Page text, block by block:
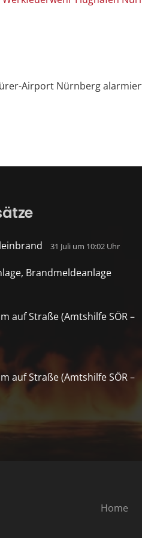
Airport Nürnberg
31 Juli um 10:02 Uhr
Brandmeldeanlage
auf Straße (Amtshilfe SÖR –
auf Straße (Amtshilfe SÖR –
Home